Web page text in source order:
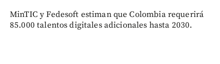
MinTIC y Fedesoft estiman que Colombia requerirá
85.000 talentos digitales adicionales hasta 2030.